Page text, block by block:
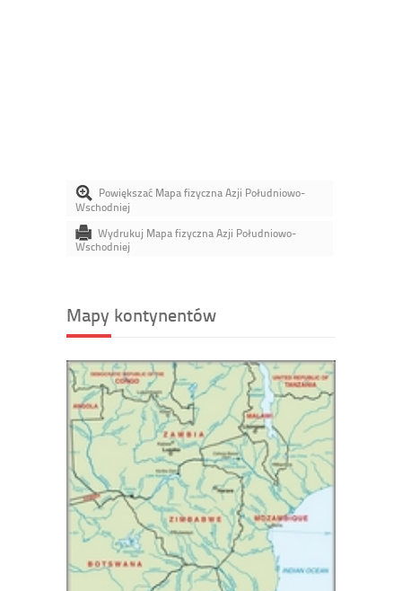
Powiększać Mapa fizyczna Azji Południowo-
Wschodniej
Wydrukuj Mapa fizyczna Azji Południowo-
Wschodniej
Mapy kontynentów